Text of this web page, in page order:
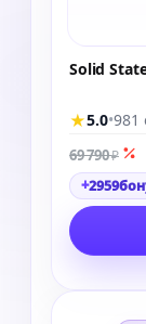
Solid
★5.0•981
69 790₽
+2959